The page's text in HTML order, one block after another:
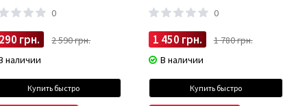
только с проверенными производителями, что гарантирует
на масла.
износа и поломок.
0
грн.
2 590 грн.
наличии
Купить быстро
0
1 450 грн.
1 780 грн.
В наличии
Купить быстро